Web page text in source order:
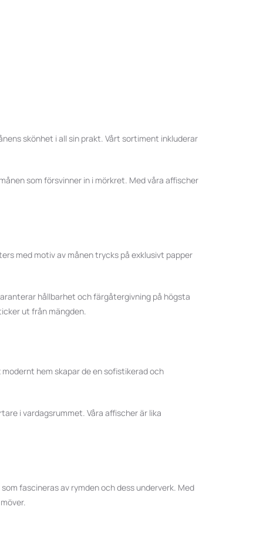
skönhet i all sin prakt. Vårt sortiment inkluderar
som försvinner in i mörkret. Med våra affischer
med motiv av månen trycks på exklusivt papper
hållbarhet och färgåtergivning på högsta
ut från mängden.
hem skapar de en sofistikerad och
i vardagsrummet. Våra affischer är lika
fascineras av rymden och dess underverk. Med